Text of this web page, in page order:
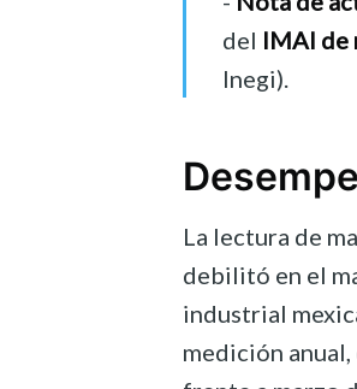
del IMAI de
Inegi).
La lectura de
debilitó en el
industrial
medición